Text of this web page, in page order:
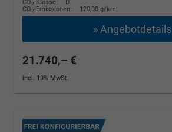
CO2-Klasse:
D
CO2-Emissionen: 120,00 g/km
» Angebotdetails
21.740,– €
incl. 19% MwSt.